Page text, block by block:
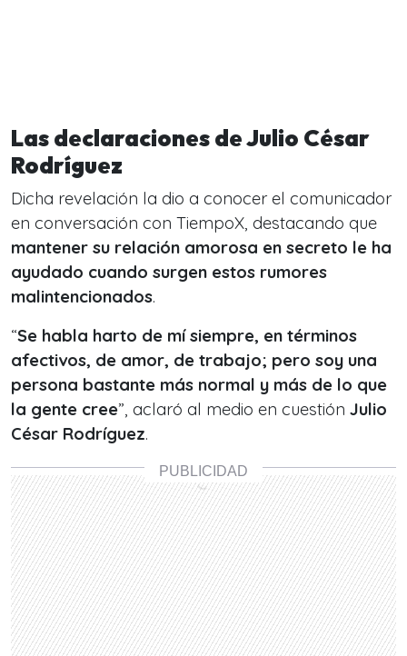
Las declaraciones de Julio César
Rodríguez
Dicha revelación la dio a conocer el comunicador
en conversación con TiempoX, destacando que
mantener su relación amorosa en secreto le ha
ayudado cuando surgen estos rumores
malintencionados.
“Se habla harto de mí siempre, en términos
afectivos, de amor, de trabajo; pero soy una
persona bastante más normal y más de lo que
la gente cree”, aclaró al medio en cuestión Julio
César Rodríguez.